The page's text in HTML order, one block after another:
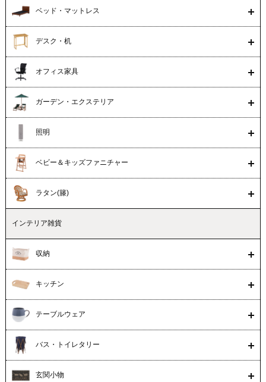
ベッド・マットレス
デスク・机
オフィス家具
ガーデン・エクステリア
照明
ベビー＆キッズファニチャー
ラタン(籐)
インテリア雑貨
収納
キッチン
テーブルウェア
バス・トイレタリー
玄関小物